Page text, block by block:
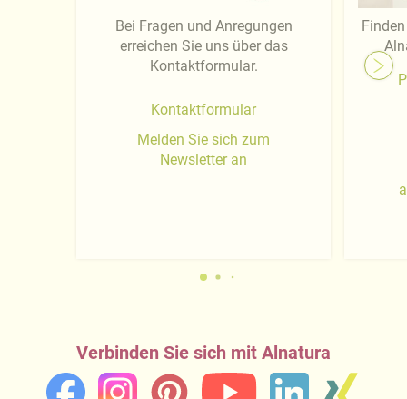
Bei Fragen und Anregungen
erreichen Sie uns über das
Kontaktformular.
Kontaktformular
Melden Sie sich zum
Newsletter an
Verbinden Sie sich mit Alnatura